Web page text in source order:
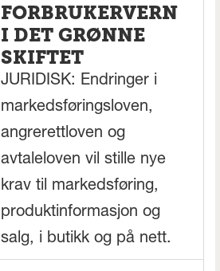
FORBRUKERVERN
I DET GRØNNE
SKIFTET
JURIDISK: Endringer i
markedsføringsloven,
angrerettloven og
avtaleloven vil stille nye
krav til markedsføring,
produktinformasjon og
salg, i butikk og på nett.